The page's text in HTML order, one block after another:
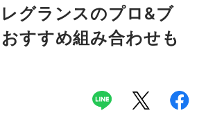
グランスのプロ&ブ
すすめ組み合わせも